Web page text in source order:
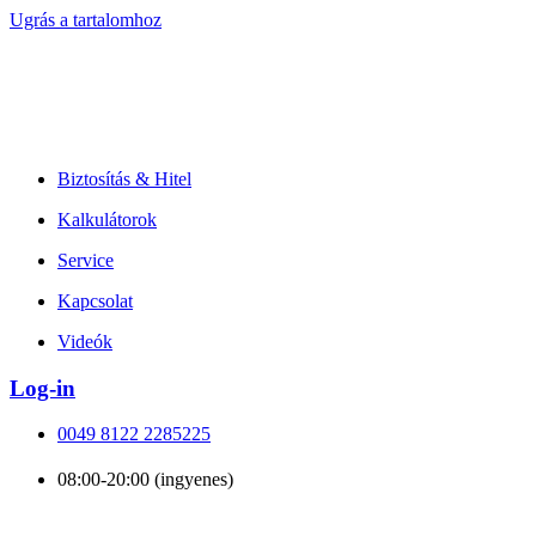
Ugrás a tartalomhoz
Biztosítás & Hitel
Kalkulátorok
Service
Kapcsolat
Videók
Log-in
0049 8122 2285225
08:00-20:00 (ingyenes)